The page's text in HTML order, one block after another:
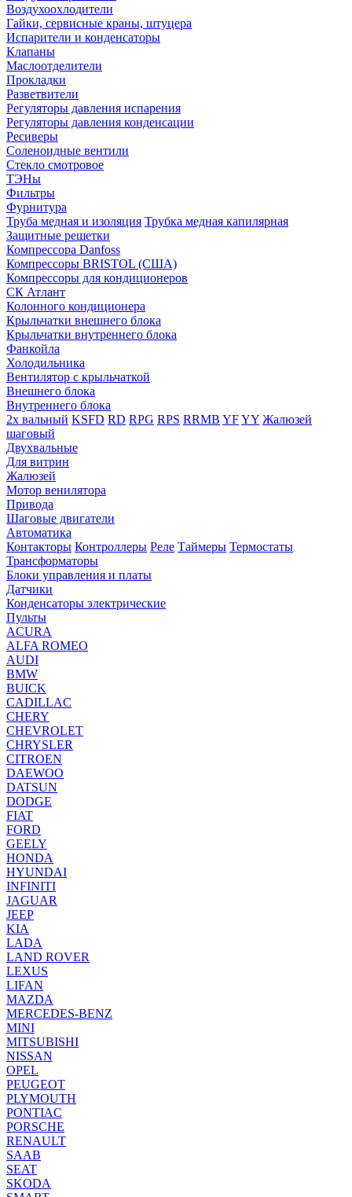
Воздухоохлодители
Гайки, сервисные краны, штуцера
Испарители и конденсаторы
Клапаны
Маслоотделители
Прокладки
Разветвители
Регуляторы давления испарения
Регуляторы давления конденсации
Ресиверы
Соленоидные вентили
Стекло смотровое
ТЭНы
Фильтры
Фурнитура
Труба медная и изоляция Трубка медная капилярная
Защитные решетки
Компрессора Danfoss
Компрессоры BRISTOL (США)
Компрессоры для кондиционеров
СК Атлант
Колонного кондиционера
Крыльчатки внешнего блока
Крыльчатки внутреннего блока
Фанкойла
Холодильника
Вентилятор с крыльчаткой
Внешнего блока
Внутреннего блока
2х вальный KSFD RD RPG RPS RRMB YFYY Жалюзей
шаговый
Двухвальные
Для витрин
Жалюзей
Мотор венилятора
Привода
Шаговые двигатели
Автоматика
Контакторы Контроллеры Реле Таймеры Термостаты
Трансформаторы
Блоки управления и платы
Датчики
Конденсаторы электрические
Пульты
ACURA
ALFA ROMEO
AUDI
BMW
BUICK
CADILLAC
CHERY
CHEVROLET
CHRYSLER
CITROEN
DAEWOO
DATSUN
DODGE
FIAT
FORD
GEELY
HONDA
HYUNDAI
INFINITI
JAGUAR
JEEP
KIA
LADA
LAND ROVER
LEXUS
LIFAN
MAZDA
MERCEDES-BENZ
MINI
MITSUBISHI
NISSAN
OPEL
PEUGEOT
PLYMOUTH
PONTIAC
PORSCHE
RENAULT
SAAB
SEAT
SKODA